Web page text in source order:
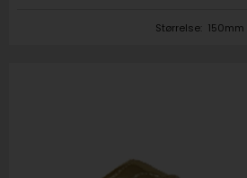
Størrelse: 150mm